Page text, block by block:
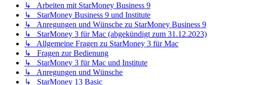
↳ Arbeiten mit StarMoney Business 9
↳ StarMoney Business 9 und Institute
↳ Anregungen und Wünsche zu StarMoney Business 9
↳ StarMoney 3 für Mac (abgekündigt zum 31.12.2023)
↳ Allgemeine Fragen zu StarMoney 3 für Mac
↳ Fragen zur Bedienung
↳ StarMoney 3 für Mac und Institute
↳ Anregungen und Wünsche
↳ StarMoney 13 Basic